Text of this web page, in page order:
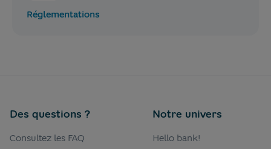
Réglementations
Des questions ?
Consultez les FAQ
Notre univers
Hello bank!